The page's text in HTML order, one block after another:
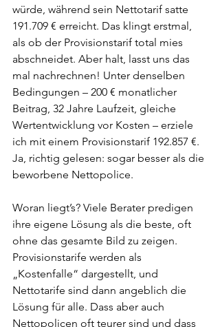
würde, während sein Nettotarif satte
191.709 € erreicht. Das klingt erstmal,
als ob der Provisionstarif total mies
abschneidet. Aber halt, lasst uns das
mal nachrechnen! Unter denselben
Bedingungen – 200 € monatlicher
Beitrag, 32 Jahre Laufzeit, gleiche
Wertentwicklung vor Kosten – erziele
ich mit einem Provisionstarif 192.857 €.
Ja, richtig gelesen: sogar besser als die
beworbene Nettopolice.
Woran liegt’s? Viele Berater predigen
ihre eigene Lösung als die beste, oft
ohne das gesamte Bild zu zeigen.
Provisionstarife werden als
„Kostenfalle“ dargestellt, und
Nettotarife sind dann angeblich die
Lösung für alle. Dass aber auch
Nettopolicen oft teurer sind und dass